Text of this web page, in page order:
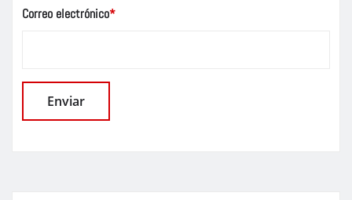
Correo electrónico*